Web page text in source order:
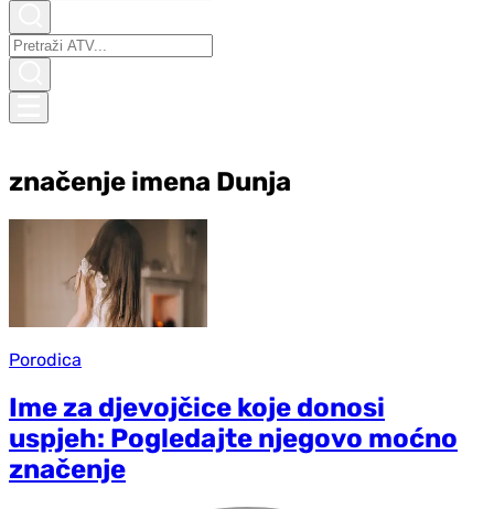
značenje imena Dunja
Porodica
Ime za djevojčice koje donosi
uspjeh: Pogledajte njegovo moćno
značenje